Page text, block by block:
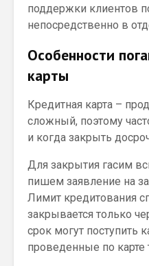
поддержки клиентов
непосредственно в
Особенности
карты
Кредитная карта –
сложный, поэтому
и когда закрыть
Для закрытия гасим
пишем заявление на
Лимит кредитования
закрывается только
срок могут поступить
проведенные по карте